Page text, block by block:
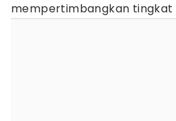
mempertimbangkan tingkat